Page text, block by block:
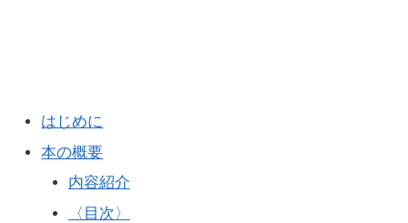
はじめに
本の概要
内容紹介
〈目次〉